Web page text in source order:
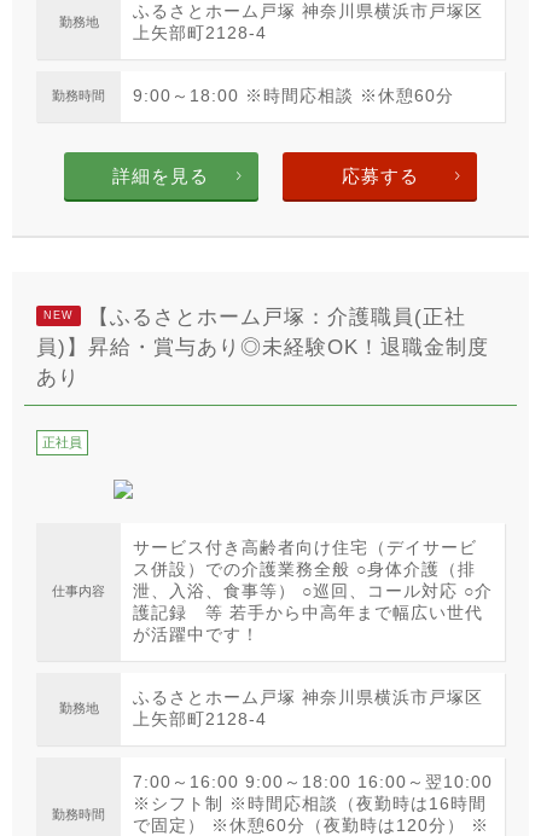
勤務地
ふるさとホーム戸塚 神奈川県横浜市戸塚区
上矢部町2128-4
勤務時間 9:00～18:00 ※時間応相談 ※休憩60分
詳細を見る 応募する
NEW
【ふるさとホーム戸塚：介護職員(正社
員)】昇給・賞与あり◎未経験OK！退職金制度
あり
正社員
仕事内容
サービス付き高齢者向け住宅（デイサービ
ス併設）での介護業務全般 ○身体介護（排
泄、入浴、食事等） ○巡回、コール対応 ○介
護記録 等 若手から中高年まで幅広い世代
が活躍中です！
勤務地
ふるさとホーム戸塚 神奈川県横浜市戸塚区
上矢部町2128-4
勤務時間
7:00～16:00 9:00～18:00 16:00～翌10:00
※シフト制 ※時間応相談（夜勤時は16時間
で固定） ※休憩60分（夜勤時は120分） ※